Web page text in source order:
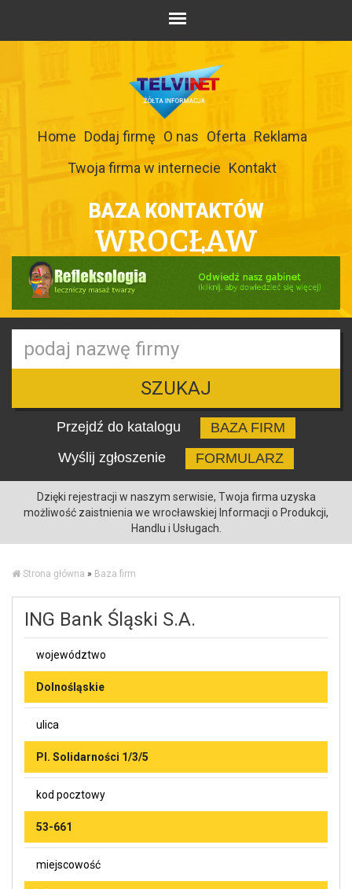
Home Dodaj firmę O nas Oferta Reklama
Twoja firma w internecie Kontakt
BAZA KONTAKTÓW
WROCŁAW
SZUKAJ
Przejdź do katalogu
BAZA FIRM
Wyślij zgłoszenie
FORMULARZ
Dzięki rejestracji w naszym serwisie, Twoja firma uzyska
możliwość zaistnienia we wrocławskiej Informacji o Produkcji,
Handlu i Usługach.
Strona główna » Baza firm
ING Bank Śląski S.A.
województwo
Dolnośląskie
ulica
Pl. Solidarności 1/3/5
kod pocztowy
53-661
miejscowość